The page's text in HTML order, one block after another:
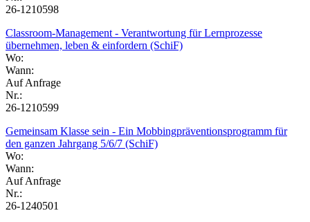
26-1210598
Classroom-Management - Verantwortung für Lernprozesse
übernehmen, leben & einfordern (SchiF)
Wo:
Wann:
Auf Anfrage
Nr.:
26-1210599
Gemeinsam Klasse sein - Ein Mobbingpräventionsprogramm für
den ganzen Jahrgang 5/6/7 (SchiF)
Wo:
Wann:
Auf Anfrage
Nr.:
26-1240501